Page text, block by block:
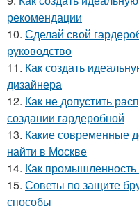
рекомендации
10. Сделай свой
руководство
11. Как создать
дизайнера
12. Как не допустить
создании гардеробной
13. Какие современные
найти в Москве
14. Как промышленность
15. Советы по защите
способы